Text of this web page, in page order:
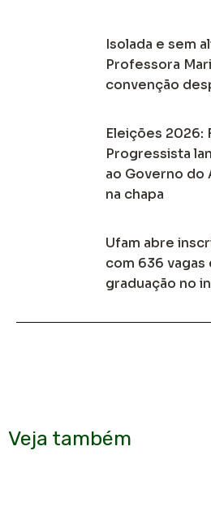
Isolada e sem
Professora
convenção
Eleições 2026:
Progressista
ao Governo do
na chapa
Ufam abre
com 636
graduação no
Veja também